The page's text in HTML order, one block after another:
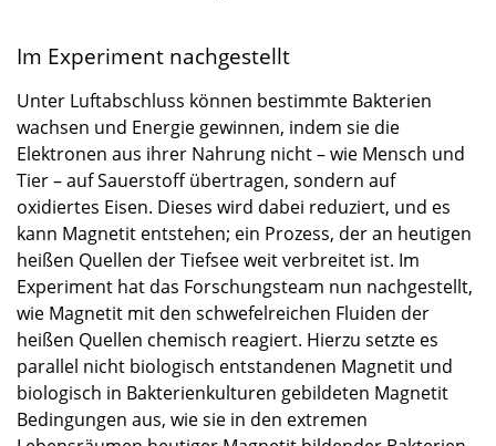
Im Experiment nachgestellt
Unter Luftabschluss können bestimmte Bakterien
wachsen und Energie gewinnen, indem sie die
Elektronen aus ihrer Nahrung nicht – wie Mensch und
Tier – auf Sauerstoff übertragen, sondern auf
oxidiertes Eisen. Dieses wird dabei reduziert, und es
kann Magnetit entstehen; ein Prozess, der an heutigen
heißen Quellen der Tiefsee weit verbreitet ist. Im
Experiment hat das Forschungsteam nun nachgestellt,
wie Magnetit mit den schwefelreichen Fluiden der
heißen Quellen chemisch reagiert. Hierzu setzte es
parallel nicht biologisch entstandenen Magnetit und
biologisch in Bakterienkulturen gebildeten Magnetit
Bedingungen aus, wie sie in den extremen